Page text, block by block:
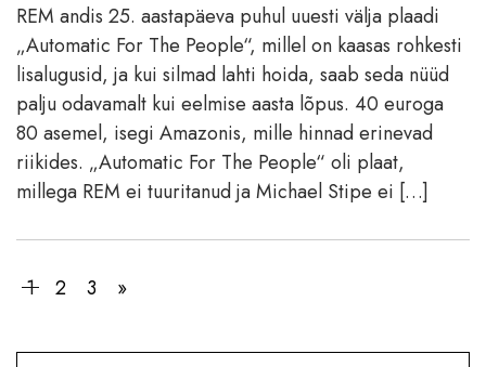
REM andis 25. aastapäeva puhul uuesti välja plaadi
„Automatic For The People“, millel on kaasas rohkesti
lisalugusid, ja kui silmad lahti hoida, saab seda nüüd
palju odavamalt kui eelmise aasta lõpus. 40 euroga
80 asemel, isegi Amazonis, mille hinnad erinevad
riikides. „Automatic For The People“ oli plaat,
millega REM ei tuuritanud ja Michael Stipe ei […]
1 2 3 »